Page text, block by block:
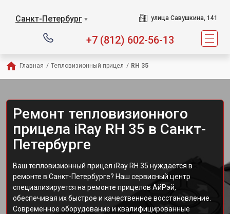
Санкт-Петербург ▼ улица Савушкина, 141
+7 (812) 602-56-13
Главная / Тепловизионный прицел / RH 35
Ремонт тепловизионного
прицела iRay RH 35 в Санкт-
Петербурге
Ваш тепловизионный прицел iRay RH 35 нуждается в
ремонте в Санкт-Петербурге? Наш сервисный центр
специализируется на ремонте прицелов АйРэй,
обеспечивая их быстрое и качественное восстановление.
Современное оборудование и квалифицированные